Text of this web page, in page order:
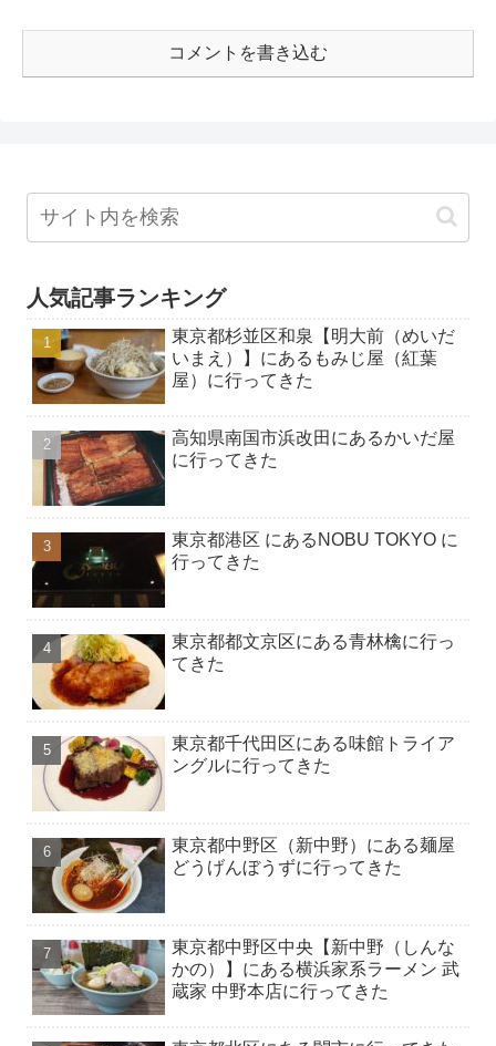
コメントを書き込む
人気記事ランキング
東京都杉並区和泉【明大前（めいだ
いまえ）】にあるもみじ屋（紅葉
屋）に行ってきた
高知県南国市浜改田にあるかいだ屋
に行ってきた
東京都港区 にあるNOBU TOKYO に
行ってきた
東京都都文京区にある青林檎に行っ
てきた
東京都千代田区にある味館トライア
ングルに行ってきた
東京都中野区（新中野）にある麺屋
どうげんぼうずに行ってきた
東京都中野区中央【新中野（しんな
かの）】にある横浜家系ラーメン 武
蔵家 中野本店に行ってきた